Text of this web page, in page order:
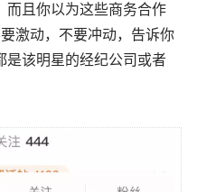
而且你以为这些商务合作
激动，不要冲动，告诉你
是该明星的经纪公司或者